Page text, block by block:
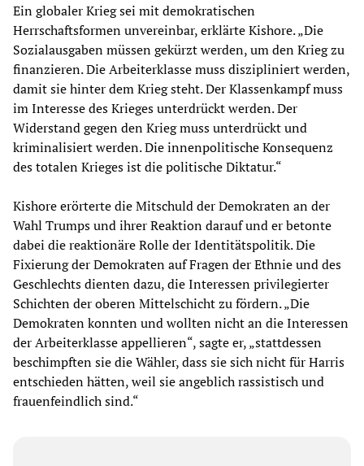
Ein globaler Krieg sei mit demokratischen
Herrschaftsformen unvereinbar, erklärte Kishore. „Die
Sozialausgaben müssen gekürzt werden, um den Krieg zu
finanzieren. Die Arbeiterklasse muss diszipliniert werden,
damit sie hinter dem Krieg steht. Der Klassenkampf muss
im Interesse des Krieges unterdrückt werden. Der
Widerstand gegen den Krieg muss unterdrückt und
kriminalisiert werden. Die innenpolitische Konsequenz
des totalen Krieges ist die politische Diktatur.“
Kishore erörterte die Mitschuld der Demokraten an der
Wahl Trumps und ihrer Reaktion darauf und er betonte
dabei die reaktionäre Rolle der Identitätspolitik. Die
Fixierung der Demokraten auf Fragen der Ethnie und des
Geschlechts dienten dazu, die Interessen privilegierter
Schichten der oberen Mittelschicht zu fördern. „Die
Demokraten konnten und wollten nicht an die Interessen
der Arbeiterklasse appellieren“, sagte er, „stattdessen
beschimpften sie die Wähler, dass sie sich nicht für Harris
entschieden hätten, weil sie angeblich rassistisch und
frauenfeindlich sind.“